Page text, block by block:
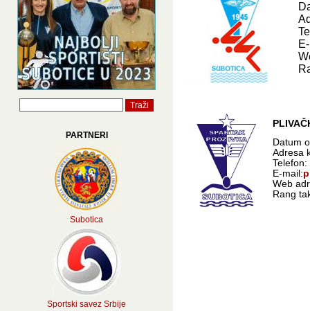
PARTNERI
Subotica
Sportski savez Srbije
Datum
Adresa
E-mail:
Web
Rang